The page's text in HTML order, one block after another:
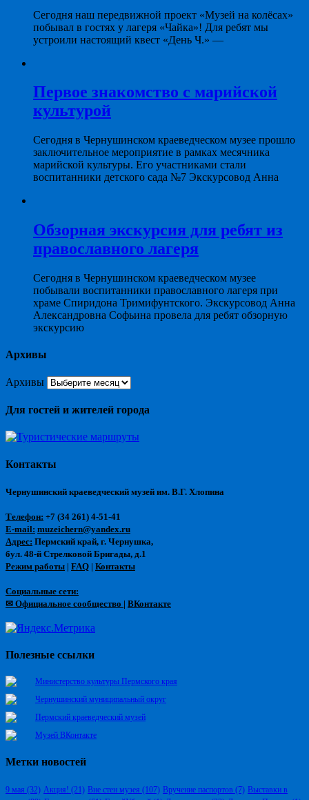
Сегодня наш передвижной проект «Музей на колёсах»
побывал в гостях у лагеря «Чайка»! Для ребят мы
устроили настоящий квест «День Ч.» —
Первое знакомство с марийской
культурой
Сегодня в Чернушинском краеведческом музее прошло
заключительное мероприятие в рамках месячника
марийской культуры. Его участниками стали
воспитанники детского сада №7 Экскурсовод Анна
Обзорная экскурсия для ребят из
православного лагеря
Сегодня в Чернушинском краеведческом музее
побывали воспитанники православного лагеря при
храме Спиридона Тримифунтского. Экскурсовод Анна
Александровна Софьина провела для ребят обзорную
экскурсию
Архивы
Архивы
Для гостей и жителей города
Контакты
Чернушинский краеведческий музей им. В.Г. Хлопина
Телефон: +7 (34 261) 4-51-41
E-mail: muzeichern@yandex.ru
Адрес: Пермский край, г. Чернушка,
бул. 48-й Стрелковой Бригады, д.1
Режим работы | FAQ | Контакты
Социальные сети:
✉ Официальное сообщество | ВКонтакте
Полезные ссылки
Министерство культуры Пермского края
Чернушинский муниципальный округ
Пермский краеведческий музей
Музей ВКонтакте
Метки новостей
9 мая (32) Акция! (21) Вне стен музея (107) Вручение паспортов (7) Выставки в